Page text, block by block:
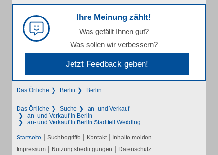
Ihre Meinung zählt!
Was gefällt Ihnen gut?
Was sollen wir verbessern?
Jetzt Feedback geben!
Das Örtliche Berlin Berlin
Das Örtliche Suche
an- und Verkauf
an- und Verkauf in Berlin
an- und Verkauf in Berlin Stadtteil Wedding
Startseite | Suchbegriffe | Kontakt | Inhalte melden
Impressum | Nutzungsbedingungen | Datenschutz